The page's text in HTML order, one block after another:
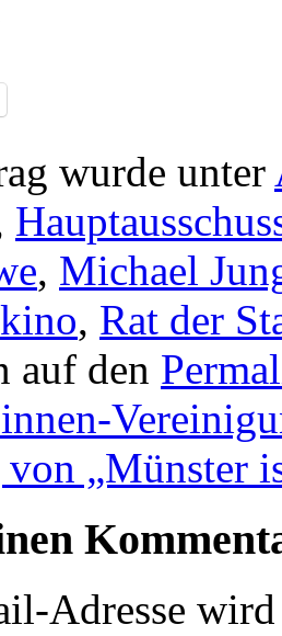
wurde unter
, Michael
, Rat der
auf den
„Münster
Adresse